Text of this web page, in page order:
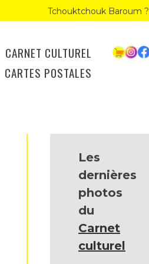
Tchouktchouk Baroum ?
CARNET CULTUREL
CARTES POSTALES
Les
dernières
photos
du
Carnet
culturel